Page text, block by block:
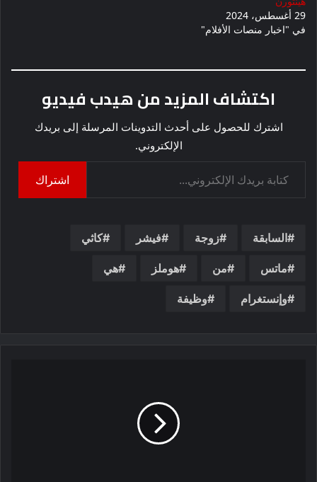
29 أغسطس، 2024
في "اخبار منصات الأفلام"
اكتشاف المزيد من هيدب فيديو
اشترك للحصول على أحدث التدوينات المرسلة إلى بريدك
الإلكتروني.
اشتراك
السابقة زوجة فيشر كاثي
ماتس من هوملز هي
وإنستغرام وظيفة